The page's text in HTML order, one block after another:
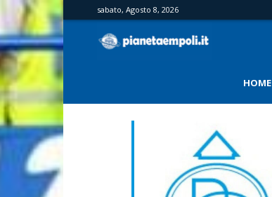
sabato, Agosto 8, 2026
HOME